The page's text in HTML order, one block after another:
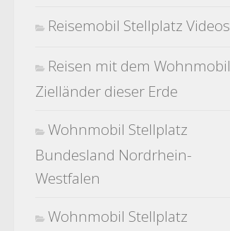
Reisemobil Stellplatz Videos
Reisen mit dem Wohnmobil
Zielländer dieser Erde
Wohnmobil Stellplatz
Bundesland Nordrhein-
Westfalen
Wohnmobil Stellplatz